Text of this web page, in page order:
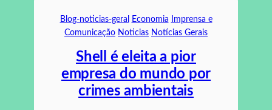
Blog-noticias-geral Economia
Imprensa e
Comunicação Noticias Notícias Gerais
Shell é eleita a pior
empresa do mundo por
crimes ambientais